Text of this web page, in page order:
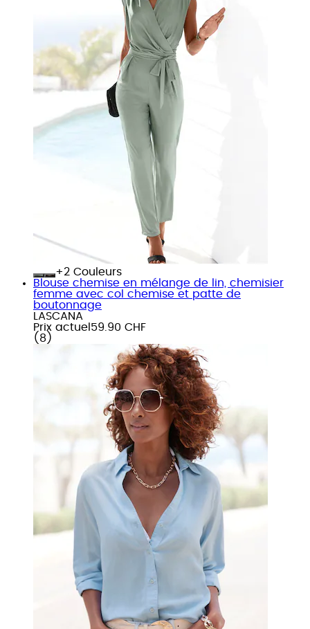
+
Couleurs
Blouse chemise en mélange de lin, chemisier
femme avec col chemise et patte de
boutonnage
LASCANA
Prix actuel 59.90 CHF
( 8 )